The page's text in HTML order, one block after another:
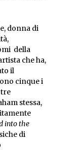
donna di
della
che ha,
il
cinque i
stessa,
into the
di